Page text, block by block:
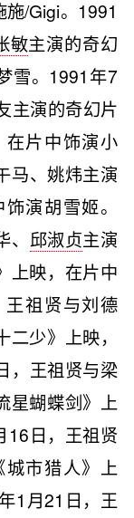
施/Gigi。1991
敏主演的奇幻
雪。1991年7
主演的奇幻片
片中饰演小
马、姚炜主演
演胡雪姬。
邱淑贞主演
上映，在片中
祖贤与刘德
少》上映，
，王祖贤与梁
星蝴蝶剑》上
16日，王祖贤
市猎人》上
1月21日，王